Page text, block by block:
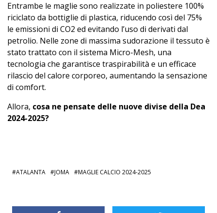
Entrambe le maglie sono realizzate in poliestere 100%
riciclato da bottiglie di plastica, riducendo così del 75%
le emissioni di CO2 ed evitando l’uso di derivati dal
petrolio. Nelle zone di massima sudorazione il tessuto è
stato trattato con il sistema Micro-Mesh, una
tecnologia che garantisce traspirabilità e un efficace
rilascio del calore corporeo, aumentando la sensazione
di comfort.
Allora, cosa ne pensate delle nuove divise della Dea
2024-2025?
ATALANTA JOMA MAGLIE CALCIO 2024-2025